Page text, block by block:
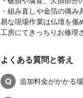
・組み直しや金箔の痛
易な現場作業は仏壇を傷
工房にてきっちりお修理
よくある質問と答え
Q
追加料金がかかる